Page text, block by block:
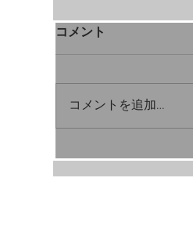
コメント
コメントを追加…